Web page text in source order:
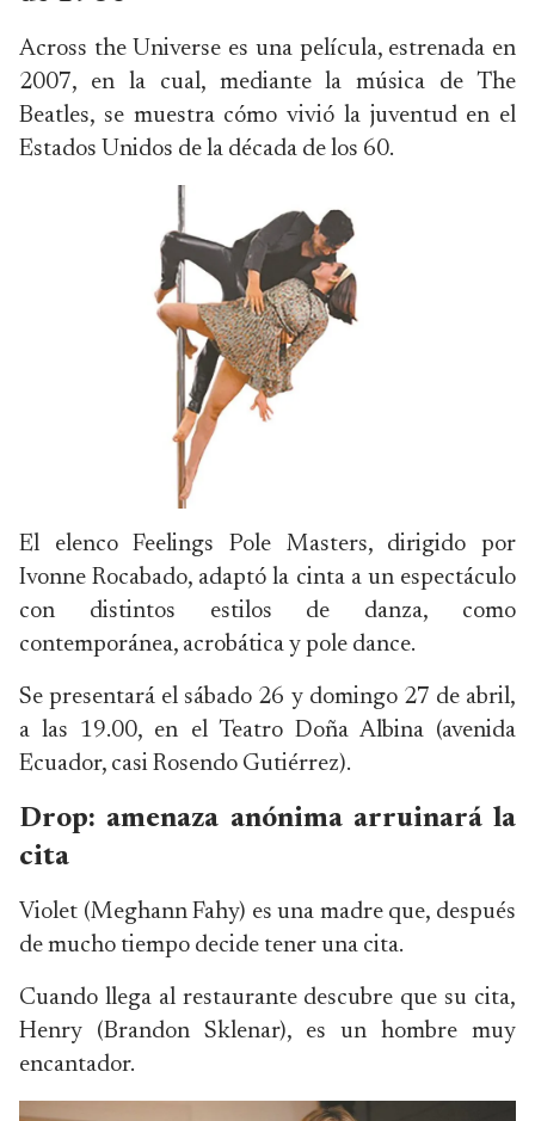
Across the Universe es una película, estrenada en
2007, en la cual, mediante la música de The
Beatles, se muestra cómo vivió la juventud en el
Estados Unidos de la década de los 60.
El elenco Feelings Pole Masters, dirigido por
Ivonne Rocabado, adaptó la cinta a un espectáculo
con distintos estilos de danza, como
contemporánea, acrobática y pole dance.
Se presentará el sábado 26 y domingo 27 de abril,
a las 19.00, en el Teatro Doña Albina (avenida
Ecuador, casi Rosendo Gutiérrez).
Drop: amenaza anónima arruinará la
cita
Violet (Meghann Fahy) es una madre que, después
de mucho tiempo decide tener una cita.
Cuando llega al restaurante descubre que su cita,
Henry (Brandon Sklenar), es un hombre muy
encantador.